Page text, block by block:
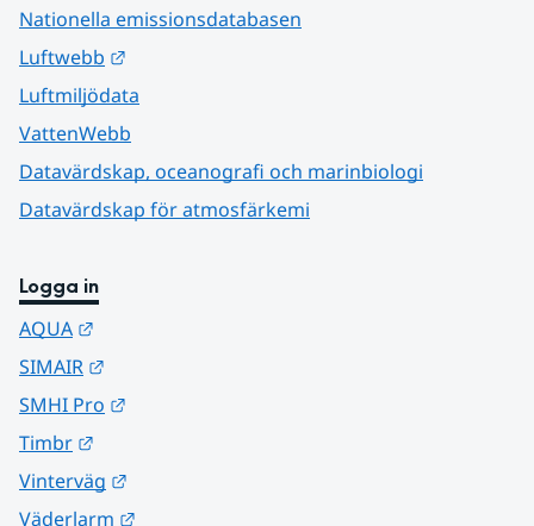
Nationella emissionsdatabasen
Luftwebb
Luftmiljödata
VattenWebb
Datavärdskap, oceanografi och marinbiologi
Datavärdskap för atmosfärkemi
Logga in
AQUA
SIMAIR
SMHI Pro
Timbr
Vinterväg
Väderlarm